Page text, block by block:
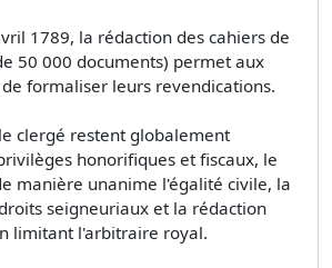
1789, la rédaction des cahiers de
50 000 documents) permet aux
formaliser leurs revendications.
clergé restent globalement
honorifiques et fiscaux, le
manière unanime l'égalité civile, la
seigneuriaux et la rédaction
limitant l'arbitraire royal.